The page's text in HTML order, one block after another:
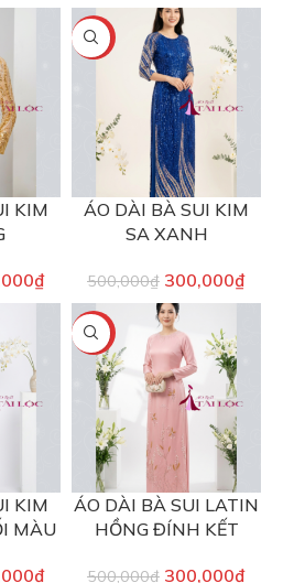
KIM
₫
-40%
ÁO DÀI BÀ SUI KIM
SA XANH
500,000₫ 300,000₫
KIM
MÀU
₫
-40%
ÁO DÀI BÀ SUI LATIN
HỒNG ĐÍNH KẾT
500,000₫ 300,000₫